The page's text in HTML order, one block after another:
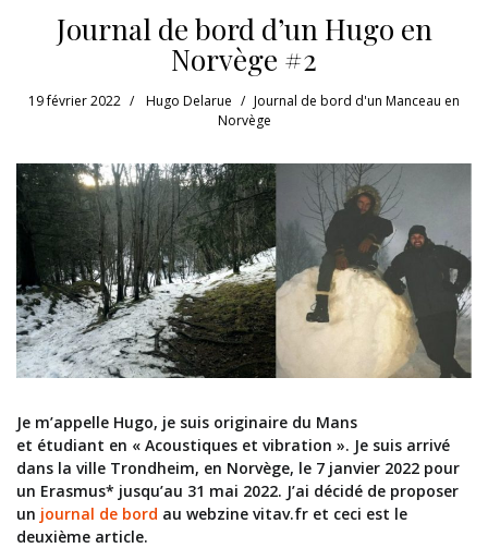
Journal de bord d’un Hugo en
Norvège #2
19 février 2022 Hugo Delarue
Journal de bord d'un Manceau en
Norvège
Je m’appelle Hugo, je suis originaire du Mans
et étudiant en « Acoustiques et vibration ». Je suis arrivé
dans la ville Trondheim, en Norvège, le 7 janvier 2022 pour
un Erasmus* jusqu’au 31 mai 2022. J’ai décidé de proposer
un journal de bord au webzine vitav.fr et ceci est le
deuxième article.